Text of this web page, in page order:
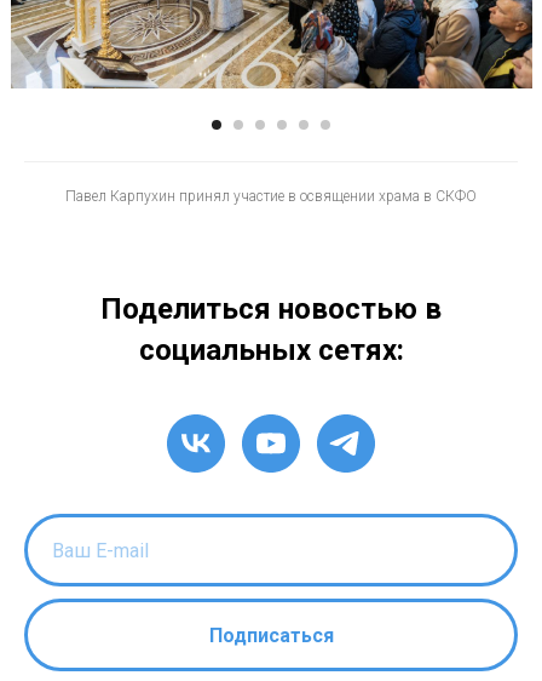
Павел Карпухин принял участие в освящении храма в СКФО
Поделиться новостью в
социальных сетях:
Подписаться